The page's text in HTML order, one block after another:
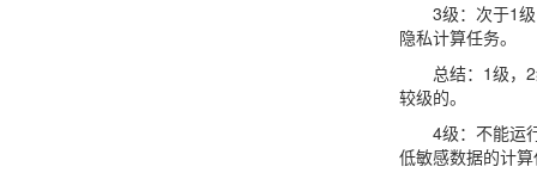
3级：次于1级
隐私计算任务。
总结：1级，2
较级的。
4级：不能运行
低敏感数据的计